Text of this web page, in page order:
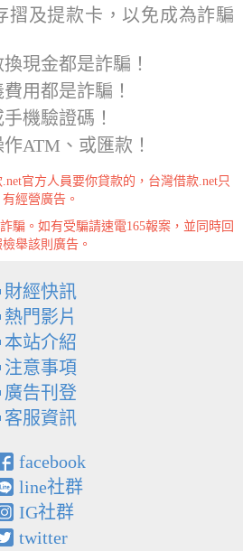
摺及提款卡，以免成為詐騙
現金都是詐騙！
用都是詐騙！
機驗證碼！
ATM、或匯款！
官方人員要你貸款的，台灣借款.net只
有經營廣告。
騙。如有受騙請速電165報案，並同時回
檢舉該則廣告。
財經快訊
熱門影片
本站介紹
注意事項
廣告刊登
客服資訊
facebook
line社群
IG社群
twitter